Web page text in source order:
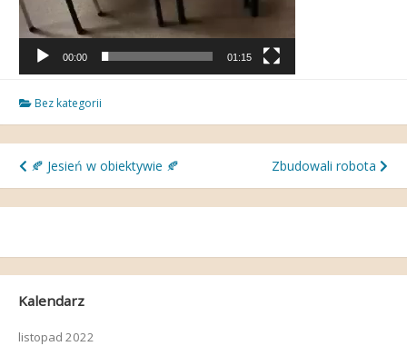
00:00 01:15
Bez kategorii
Nawigacja
wpisu
🍂 Jesień w obiektywie 🍂 Zbudowali robota
Kalendarz
listopad 2022